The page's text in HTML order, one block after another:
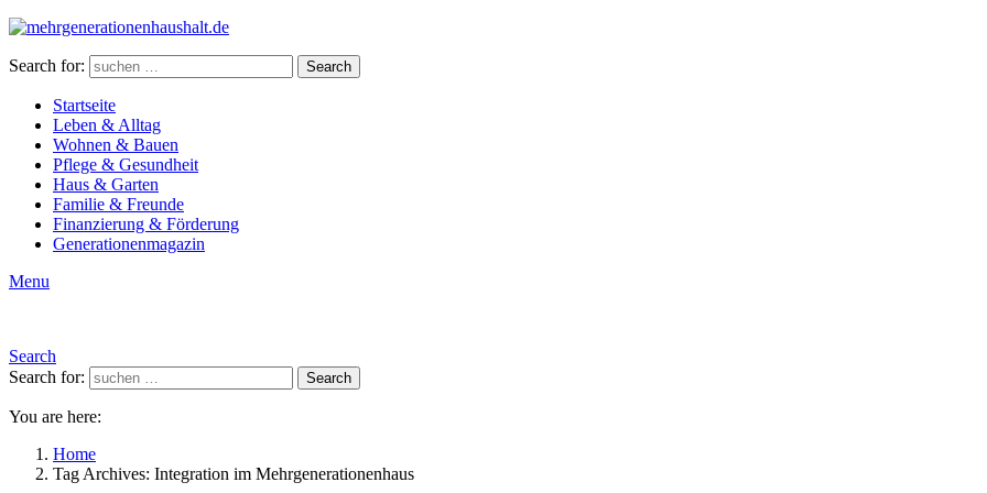
Search for: Search
Startseite
Leben & Alltag
Wohnen & Bauen
Pflege & Gesundheit
Haus & Garten
Familie & Freunde
Finanzierung & Förderung
Generationenmagazin
Menu
Search
Search for:
Search
You are here:
Home
Tag Archives: Integration im Mehrgenerationenhaus